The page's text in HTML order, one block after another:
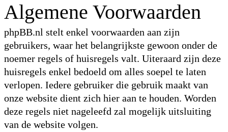
Algemene Voorwaarden
phpBB.nl stelt enkel voorwaarden aan zijn
gebruikers, waar het belangrijkste gewoon onder de
noemer regels of huisregels valt. Uiteraard zijn deze
huisregels enkel bedoeld om alles soepel te laten
verlopen. Iedere gebruiker die gebruik maakt van
onze website dient zich hier aan te houden. Worden
deze regels niet nageleefd zal mogelijk uitsluiting
van de website volgen.